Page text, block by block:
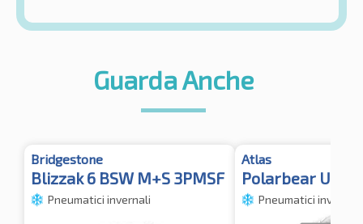
Guarda Anche
Bridgestone
Blizzak 6 BSW M+S 3PMSF
Pneumatici invernali
Atlas
Polarbear UHP3
Pneumatici invernali